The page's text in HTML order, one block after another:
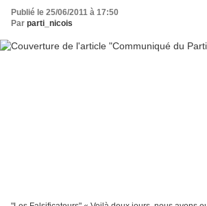
Publié le 25/06/2011 à 17:50
Par parti_nicois